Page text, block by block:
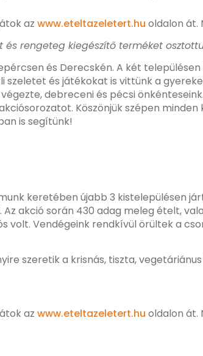
az www.eteltazeletert.hu oldalon át.
rengeteg kiegészítő terméket
és Derecskén. A két
szeletet és játékokat is vittünk a
debreceni és pécsi
Köszönjük szépen
is segítünk!
keretében újabb 3 kistelepülésen
Az akció során 430 adag meleg ételt,
volt. Vendégeink rendkívül örültek a
szeretik a krisnás, tiszta,
az www.eteltazeletert.hu oldalon át.